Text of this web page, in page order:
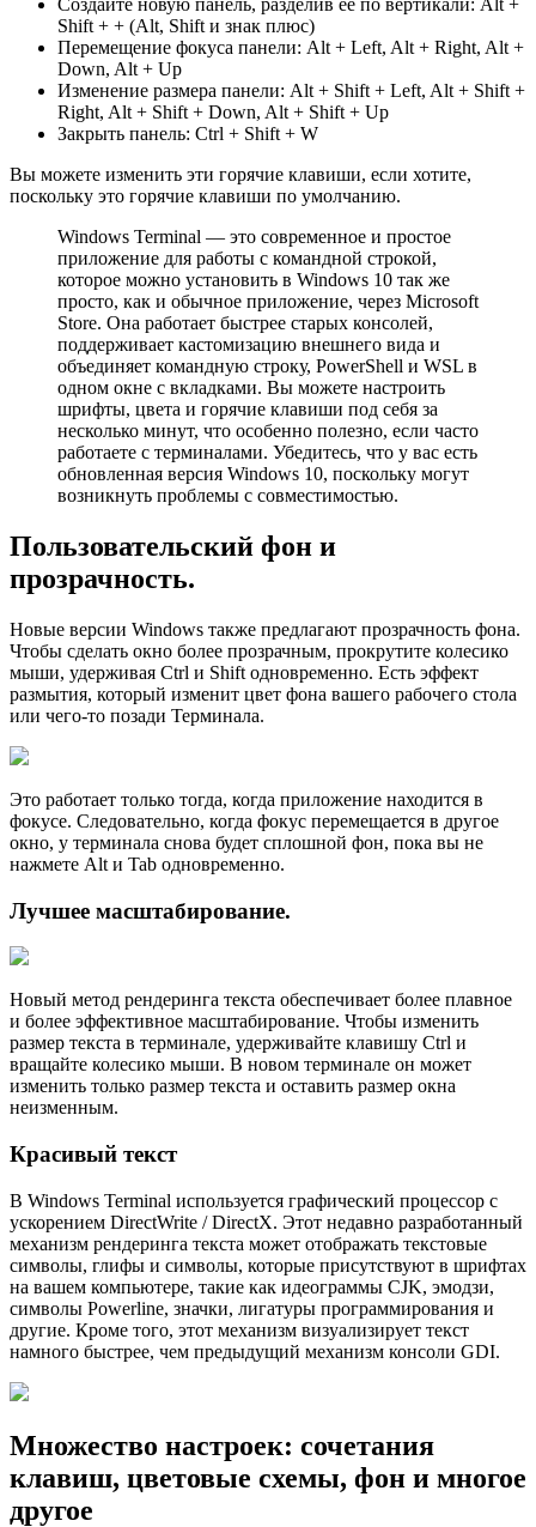
Создайте новую панель, разделив ее по вертикали: Alt +
Shift + + (Alt, Shift и знак плюс)
Перемещение фокуса панели: Alt + Left, Alt + Right, Alt +
Down, Alt + Up
Изменение размера панели: Alt + Shift + Left, Alt + Shift +
Right, Alt + Shift + Down, Alt + Shift + Up
Закрыть панель: Ctrl + Shift + W
Вы можете изменить эти горячие клавиши, если хотите,
поскольку это горячие клавиши по умолчанию.
Windows Terminal — это современное и простое
приложение для работы с командной строкой,
которое можно установить в Windows 10 так же
просто, как и обычное приложение, через Microsoft
Store. Она работает быстрее старых консолей,
поддерживает кастомизацию внешнего вида и
объединяет командную строку, PowerShell и WSL в
одном окне с вкладками. Вы можете настроить
шрифты, цвета и горячие клавиши под себя за
несколько минут, что особенно полезно, если часто
работаете с терминалами. Убедитесь, что у вас есть
обновленная версия Windows 10, поскольку могут
возникнуть проблемы с совместимостью.
Пользовательский фон и
прозрачность.
Новые версии Windows также предлагают прозрачность фона.
Чтобы сделать окно более прозрачным, прокрутите колесико
мыши, удерживая Ctrl и Shift одновременно. Есть эффект
размытия, который изменит цвет фона вашего рабочего стола
или чего-то позади Терминала.
Это работает только тогда, когда приложение находится в
фокусе. Следовательно, когда фокус перемещается в другое
окно, у терминала снова будет сплошной фон, пока вы не
нажмете Alt и Tab одновременно.
Лучшее масштабирование.
Новый метод рендеринга текста обеспечивает более плавное
и более эффективное масштабирование. Чтобы изменить
размер текста в терминале, удерживайте клавишу Ctrl и
вращайте колесико мыши. В новом терминале он может
изменить только размер текста и оставить размер окна
неизменным.
Красивый текст
В Windows Terminal используется графический процессор с
ускорением DirectWrite / DirectX. Этот недавно разработанный
механизм рендеринга текста может отображать текстовые
символы, глифы и символы, которые присутствуют в шрифтах
на вашем компьютере, такие как идеограммы CJK, эмодзи,
символы Powerline, значки, лигатуры программирования и
другие. Кроме того, этот механизм визуализирует текст
намного быстрее, чем предыдущий механизм консоли GDI.
Множество настроек: сочетания
клавиш, цветовые схемы, фон и многое
другое